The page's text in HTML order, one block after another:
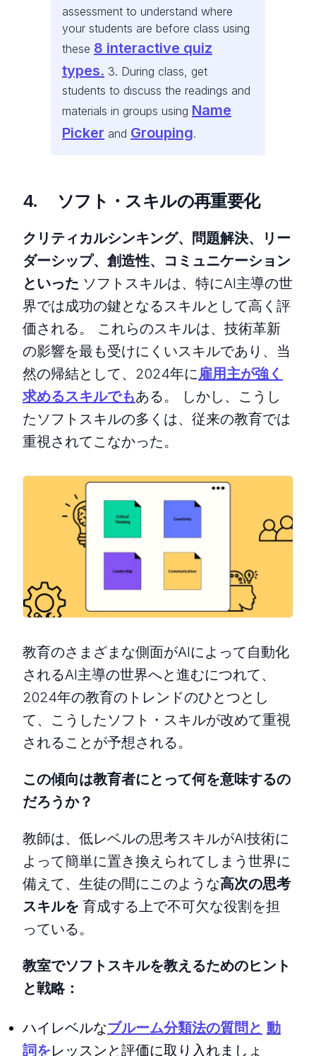
assessment to understand where
your students are before class using
these 8 interactive quiz
types. 3. During class, get
students to discuss the readings and
materials in groups using Name
Picker and Grouping.
4. ソフト・スキルの再重要化
クリティカルシンキング、問題解決、リー
ダーシップ、創造性、コミュニケーション
といった ソフトスキルは、特にAI主導の世
界では成功の鍵となるスキルとして高く評
価される。 これらのスキルは、技術革新
の影響を最も受けにくいスキルであり、当
然の帰結として、2024年に雇用主が強く
求めるスキルでもある。 しかし、こうし
たソフトスキルの多くは、従来の教育では
重視されてこなかった。
教育のさまざまな側面がAIによって自動化
されるAI主導の世界へと進むにつれて、
2024年の教育のトレンドのひとつとし
て、こうしたソフト・スキルが改めて重視
されることが予想される。
この傾向は教育者にとって何を意味するの
だろうか？
教師は、低レベルの思考スキルがAI技術に
よって簡単に置き換えられてしまう世界に
備えて、生徒の間にこのような高次の思考
スキルを 育成する上で不可欠な役割を担
っている。
教室でソフトスキルを教えるためのヒント
と戦略：
ハイレベルなブルーム分類法の質問と 動
詞をレッスンと評価に取り入れましょ